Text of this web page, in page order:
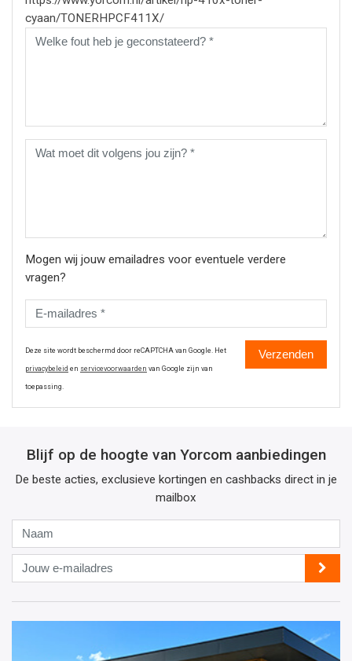
cyaan/TONERHPCF411X/
Mogen wij jouw emailadres voor eventuele verdere
vragen?
Verzenden
Deze site wordt beschermd door reCAPTCHA van Google. Het
privacybeleid en servicevoorwaarden van Google zijn van
toepassing.
Blijf op de hoogte van Yorcom aanbiedingen
De beste acties, exclusieve kortingen en cashbacks direct in je
mailbox
Jouw
e-
mailadres